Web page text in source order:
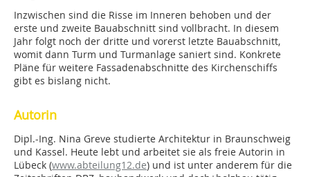
Inzwischen sind die Risse im Inneren behoben und der
erste und zweite Bauabschnitt sind vollbracht. In diesem
Jahr folgt noch der dritte und vorerst letzte Bauabschnitt,
womit dann Turm und Turmanlage saniert sind. Konkrete
Pläne für weitere Fassadenabschnitte des Kirchenschiffs
gibt es bislang nicht.
Autorin
Dipl.-Ing. Nina Greve studierte Architektur in Braunschweig
und Kassel. Heute lebt und arbeitet sie als freie Autorin in
Lübeck (www.abteilung12.de) und ist unter anderem für die